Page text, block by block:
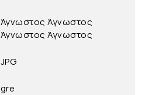
Άγνωστος Άγνωστος
Άγνωστος Άγνωστος
JPG
gre